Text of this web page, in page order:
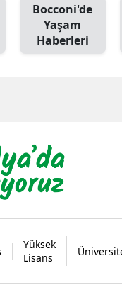
Bocconi'de
Yaşam
Haberleri
Yüksek
Lisans